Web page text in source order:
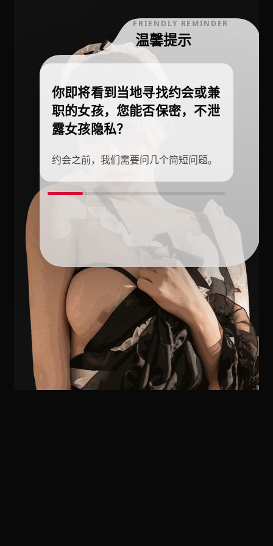
FRIENDLY REMINDER
温馨提示
你即将看到当地寻找约会或兼
职的女孩，您能否保密，不泄
露女孩隐私？
约会之前，我们需要问几个简短问题。